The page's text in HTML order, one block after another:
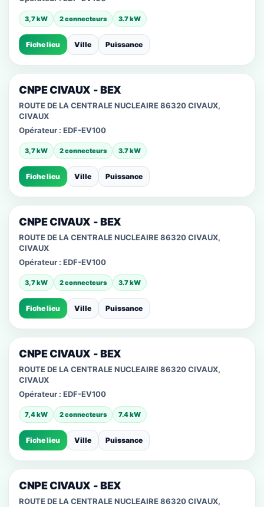
3,7 kW 2 connecteurs 3.7 kW
Fiche lieu Ville Puissance
CNPE CIVAUX - BEX
ROUTE DE LA CENTRALE NUCLEAIRE 86320 CIVAUX,
CIVAUX
Opérateur : EDF-EV100
3,7 kW 2 connecteurs 3.7 kW
Fiche lieu Ville Puissance
CNPE CIVAUX - BEX
ROUTE DE LA CENTRALE NUCLEAIRE 86320 CIVAUX,
CIVAUX
Opérateur : EDF-EV100
3,7 kW 2 connecteurs 3.7 kW
Fiche lieu Ville Puissance
CNPE CIVAUX - BEX
ROUTE DE LA CENTRALE NUCLEAIRE 86320 CIVAUX,
CIVAUX
Opérateur : EDF-EV100
7,4 kW 2 connecteurs 7.4 kW
Fiche lieu Ville Puissance
CNPE CIVAUX - BEX
ROUTE DE LA CENTRALE NUCLEAIRE 86320 CIVAUX,